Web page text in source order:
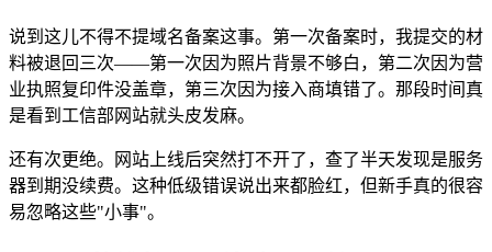
说到这儿不得不提域名备案这事。第一次备案时，我提交的材
料被退回三次——第一次因为照片背景不够白，第二次因为营
业执照复印件没盖章，第三次因为接入商填错了。那段时间真
是看到工信部网站就头皮发麻。
还有次更绝。网站上线后突然打不开了，查了半天发现是服务
器到期没续费。这种低级错误说出来都脸红，但新手真的很容
易忽略这些"小事"。